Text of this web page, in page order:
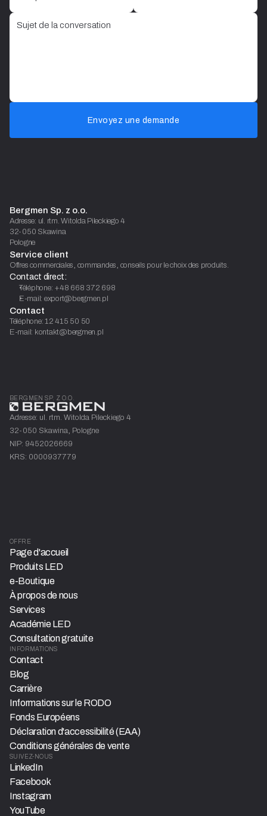
Envoyez une demande
Bergmen Sp. z o.o.
Adresse: ul. rtm. Witolda Pileckiego 4
32-050 Skawina
Pologne
Service client
Offres commerciales, commandes, conseils pour le choix des produits.
Contact direct:
Téléphone: +48 668 372 698
E-mail: export@bergmen.pl
Contact
Téléphone: 12 415 50 50
E-mail: kontakt@bergmen.pl
BERGMEN SP. Z O.O.
Adresse: ul. rtm. Witolda Pileckiego 4
32-050 Skawina, Pologne
NIP: 9452026669
KRS: 0000937779
OFFRE
Page d'accueil
Produits LED
e-Boutique
À propos de nous
Services
Académie LED
Consultation gratuite
INFORMATIONS
Contact
Blog
Carrière
Informations sur le RODO
Fonds Européens
Déclaration d'accessibilité (EAA)
Conditions générales de vente
SUIVEZ-NOUS
LinkedIn
Facebook
Instagram
YouTube